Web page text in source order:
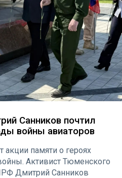
Санников почтил
войны авиаторов
памяти о героях
Активист Тюменского
Дмитрий Санников